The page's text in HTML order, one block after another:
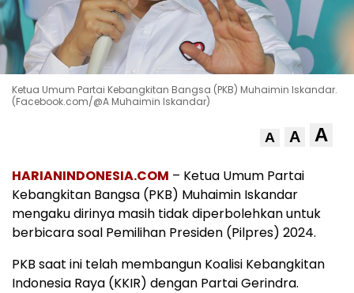
Ketua Umum Partai Kebangkitan Bangsa (PKB) Muhaimin Iskandar.
(Facebook.com/@A Muhaimin Iskandar)
A A A
HARIANINDONESIA.COM – Ketua Umum Partai
Kebangkitan Bangsa (PKB) Muhaimin Iskandar
mengaku dirinya masih tidak diperbolehkan untuk
berbicara soal Pemilihan Presiden (Pilpres) 2024.
PKB saat ini telah membangun Koalisi Kebangkitan
Indonesia Raya (KKIR) dengan Partai Gerindra.